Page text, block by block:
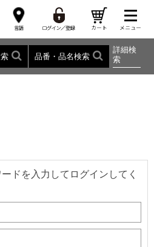
品番・品名検索
詳細検
索
ドを入力してログインしてく